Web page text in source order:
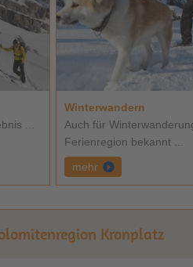
...
Winterwandern
Auch für
Ferienregion bekannt ...
mehr
Kronplatz